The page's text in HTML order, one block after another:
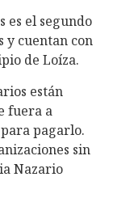
es el segundo
y cuentan con
de Loíza.
están
fuera a
pagarlo.
sin
Nazario